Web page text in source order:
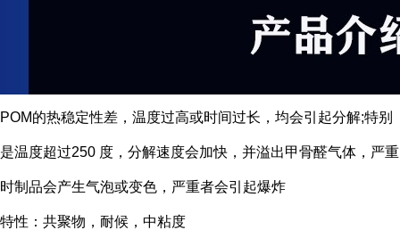
POM的热稳定性差，温度过高或时间过长，均会引起分解;特别
是温度超过250 度，分解速度会加快，并溢出甲骨醛气体，严重
时制品会产生气泡或变色，严重者会引起爆炸
特性：共聚物，耐候，中粘度